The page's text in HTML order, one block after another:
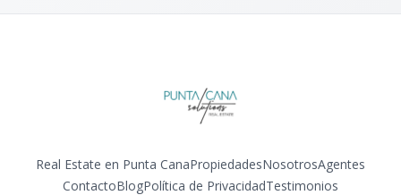
Real Estate en Punta CanaPropiedadesNosotrosAgentes
ContactoBlogPolítica de PrivacidadTestimonios